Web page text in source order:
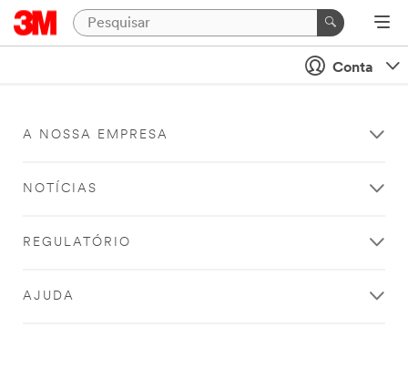
Conta
A NOSSA EMPRESA
NOTÍCIAS
REGULATÓRIO
AJUDA